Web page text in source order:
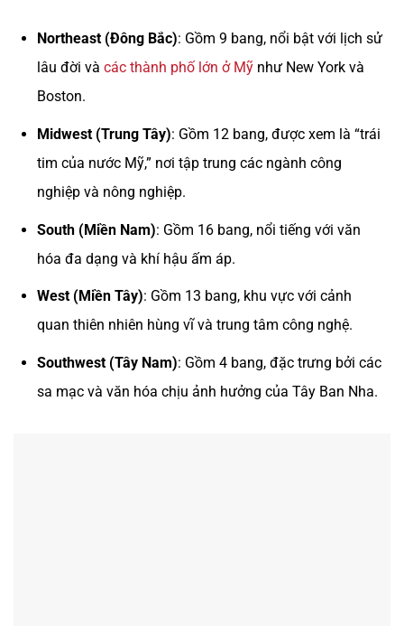
Northeast (Đông Bắc): Gồm 9 bang, nổi bật với lịch sử
lâu đời và các thành phố lớn ở Mỹnhư New York và
Boston.
Midwest (Trung Tây): Gồm 12 bang, được xem là “trái
tim của nước Mỹ,” nơi tập trung các ngành công
nghiệp và nông nghiệp.
South (Miền Nam): Gồm 16 bang, nổi tiếng với văn
hóa đa dạng và khí hậu ấm áp.
West (Miền Tây): Gồm 13 bang, khu vực với cảnh
quan thiên nhiên hùng vĩ và trung tâm công nghệ.
Southwest (Tây Nam): Gồm 4 bang, đặc trưng bởi các
sa mạc và văn hóa chịu ảnh hưởng của Tây Ban Nha.